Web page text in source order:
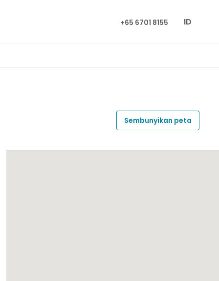
+65 6701 8155 ID
Sembunyikan peta